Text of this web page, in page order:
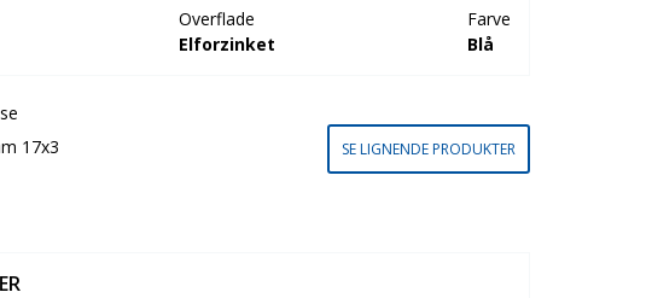
Overflade
Elforzinket
Farve
Blå
17x3
SE LIGNENDE PRODUKTER